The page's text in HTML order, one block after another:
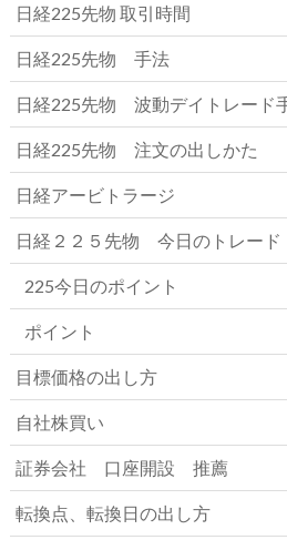
日経225先物 取引時間
日経225先物 手法
日経225先物 波動デイトレード
日経225先物 注文の出しかた
日経アービトラージ
日経２２５先物 今日のトレード
225今日のポイント
ポイント
目標価格の出し方
自社株買い
証券会社 口座開設 推薦
転換点、転換日の出し方